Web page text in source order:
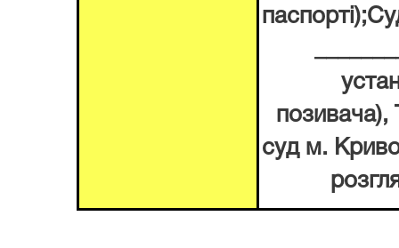
паспорті)
позивача),
суд м.